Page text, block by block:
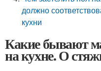
должно
кухни
Какие бывают
на кухне. О